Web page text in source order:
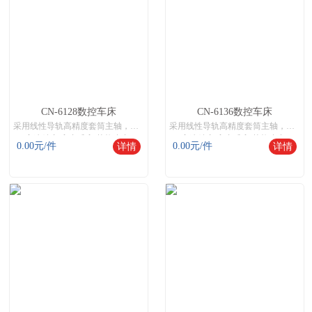
CN-6128数控车床
采用线性导轨高精度套筒主轴，是针对高精度、易排削需率的相对不太长的轴类，以及盘类的中等零件加工而设计的。
高速精密\高产质高\节能省力
机床网,数控机床,数控机床网,智能数控机床
0.00元/件 详情
CN-6136数控车床
采用线性导轨高精度套筒主轴，是针对高精度、易排削需率的相对不太长的轴类，以及盘类的中等零件加工而设计的。
高速精密\高产质高\节能省力
机床网,数控机床,数控机床网,智能数控机床
0.00元/件 详情